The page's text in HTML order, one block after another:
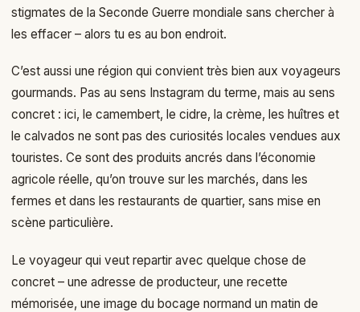
stigmates de la Seconde Guerre mondiale sans chercher à
les effacer – alors tu es au bon endroit.
C’est aussi une région qui convient très bien aux voyageurs
gourmands. Pas au sens Instagram du terme, mais au sens
concret : ici, le camembert, le cidre, la crème, les huîtres et
le calvados ne sont pas des curiosités locales vendues aux
touristes. Ce sont des produits ancrés dans l’économie
agricole réelle, qu’on trouve sur les marchés, dans les
fermes et dans les restaurants de quartier, sans mise en
scène particulière.
Le voyageur qui veut repartir avec quelque chose de
concret – une adresse de producteur, une recette
mémorisée, une image du bocage normand un matin de